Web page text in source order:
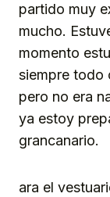
partido muy
mucho.
momento
siempre todo
pero no era
ya estoy
grancanario.
ara el